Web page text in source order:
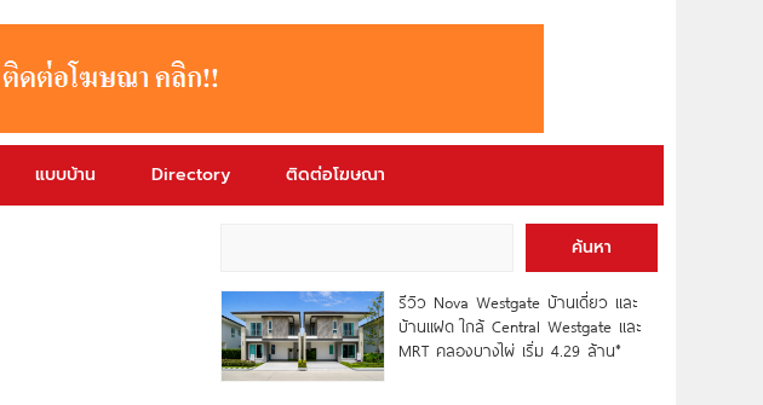
แบบบ้าน Directory ติดต่อโฆษณา
ค้นหา
รีวิว Nova Westgate บ้านเดี่ยว และ
บ้านแฝด ใกล้ Central Westgate และ
MRT คลองบางไผ่ เริ่ม 4.29 ล้าน*